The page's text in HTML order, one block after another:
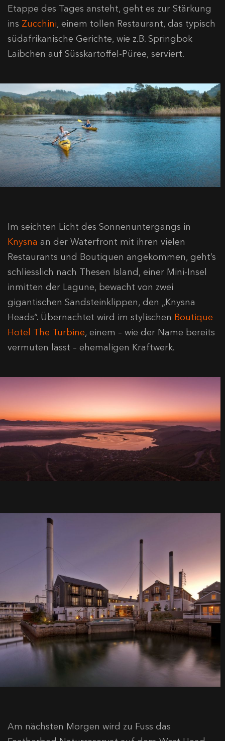
Etappe des Tages ansteht, geht es zur Stärkung
ins Zucchini, einem tollen Restaurant, das typisch
südafrikanische Gerichte, wie z.B. Springbok
Laibchen auf Süsskartoffel-Püree, serviert.
Im seichten Licht des Sonnenuntergangs in
Knysna an der Waterfront mit ihren vielen
Restaurants und Boutiquen angekommen, geht’s
schliesslich nach Thesen Island, einer Mini-Insel
inmitten der Lagune, bewacht von zwei
gigantischen Sandsteinklippen, den „Knysna
Heads“. Übernachtet wird im stylischen Boutique
Hotel The Turbine, einem – wie der Name bereits
vermuten lässt – ehemaligen Kraftwerk.
Am nächsten Morgen wird zu Fuss das